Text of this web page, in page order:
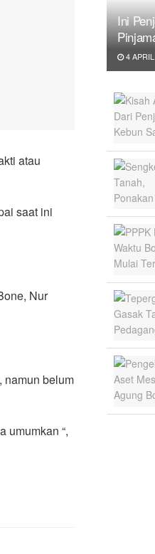
atau
saat ini
Nur
namun belum
umumkan “,
Ini
4